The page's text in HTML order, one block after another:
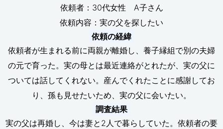
依頼者：30代女性 A子さん
依頼内容：実の父を探したい
依頼の経緯
依頼者が生まれる前に両親が離婚し、養子縁組で別の夫婦
の元で育った。実の母とは最近連絡がとれたが、実の父に
ついては話してくれない。産んでくれたことに感謝してお
り、孫も見せたいため、実の父に会いたい。
調査結果
実の父は再婚し、今は妻と2人で暮らしていた。依頼者の要